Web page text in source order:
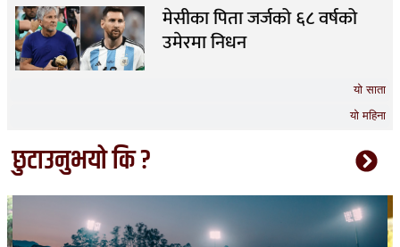
यो साता
यो महिना
मेसीका पिता जर्जको ६८ वर्षको
उमेरमा निधन
छुटाउनुभयो कि ?